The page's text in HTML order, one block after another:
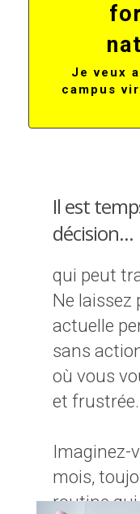
Je veux
campus
Il est
décision...
qui peut
Ne laissez
actuelle
sans
où vous
et frustrée.
Imaginez-
mois,
routine